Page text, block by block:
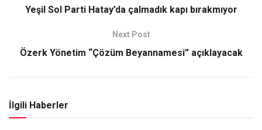
Yeşil Sol Parti Hatay’da çalmadık kapı bırakmıyor
Next Post
Özerk Yönetim “Çözüm Beyannamesi” açıklayacak
İlgili Haberler